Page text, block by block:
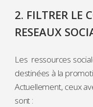
2. FILTRER LE
RESEAUX
Les ressources
destinées à la
Actuellement, ceux
sont :